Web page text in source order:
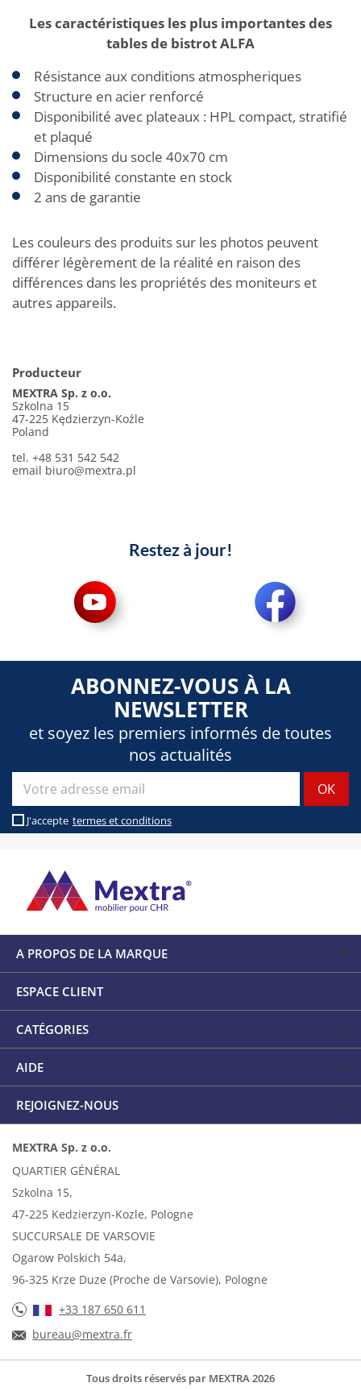
Les caractéristiques les plus importantes des
tables de bistrot ALFA
Résistance aux conditions atmospheriques
Structure en acier renforcé
Disponibilité avec plateaux : HPL compact, stratifié
et plaqué
Dimensions du socle 40x70 cm
Disponibilité constante en stock
2 ans de garantie
Les couleurs des produits sur les photos peuvent
différer légèrement de la réalité en raison des
différences dans les propriétés des moniteurs et
autres appareils.
Producteur
MEXTRA Sp. z o.o.
Szkolna 15
47-225 Kędzierzyn-Koźle
Poland
tel. +48 531 542 542
email biuro@mextra.pl
Restez à jour!
ABONNEZ-VOUS À LA
NEWSLETTER
et soyez les premiers informés de toutes
nos actualités
J'accepte termes et conditions
A PROPOS DE LA MARQUE
ESPACE CLIENT
CATÉGORIES
AIDE
REJOIGNEZ-NOUS
MEXTRA Sp. z o.o.
QUARTIER GÉNÉRAL
Szkolna 15,
47-225 Kedzierzyn-Kozle, Pologne
SUCCURSALE DE VARSOVIE
Ogarow Polskich 54a,
96-325 Krze Duze (Proche de Varsovie), Pologne
+33 187 650 611
bureau@mextra.fr
Tous droits réservés par MEXTRA 2026